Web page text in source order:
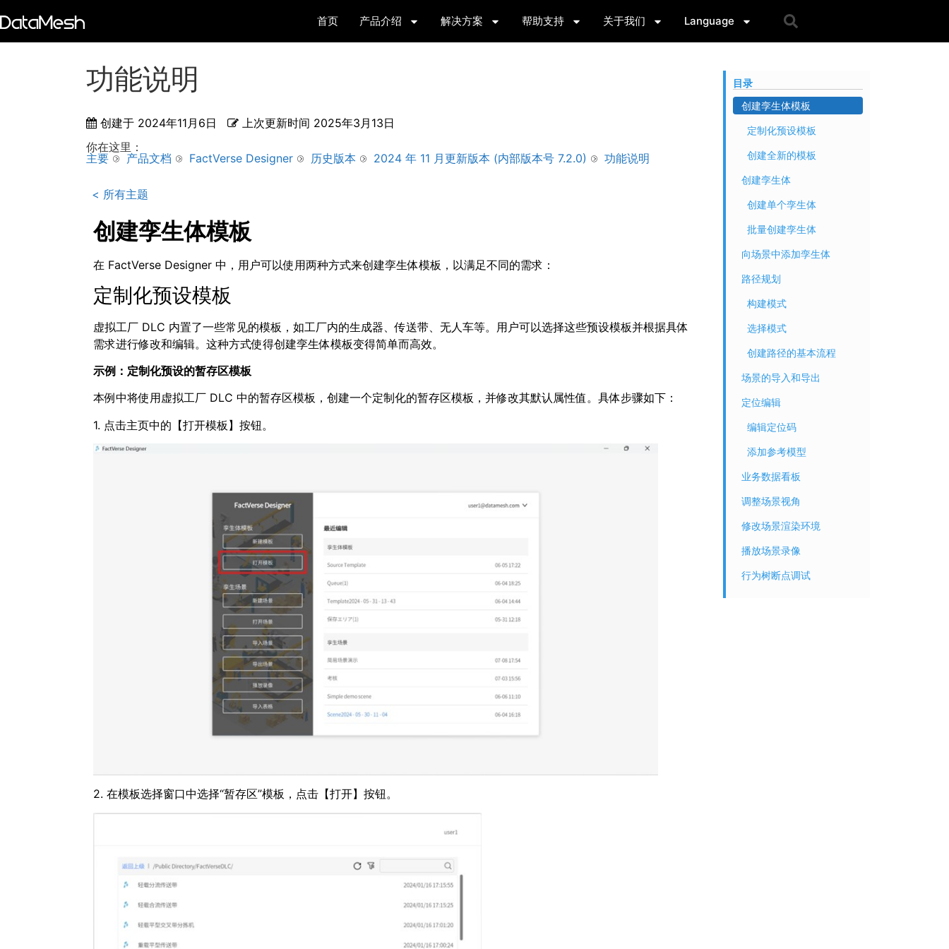
首页 产品介绍 解决方案 帮助支持 关于我们 Language
功能说明
创建于 2024年11月6日 上次更新时间 2025年3月13日
你在这里：
主要
产品文档 FactVerse Designer 历史版本 2024 年 11 月更新版本 (内部版本号 7.2.0) 功能说明
< 所有主题
创建孪生体模板
在 FactVerse Designer 中，用户可以使用两种方式来创建孪生体模板，以满足不同的需求：
定制化预设模板
虚拟工厂 DLC 内置了一些常见的模板，如工厂内的生成器、传送带、无人车等。用户可以选择这些预设模板并根据具体
需求进行修改和编辑。这种方式使得创建孪生体模板变得简单而高效。
示例：定制化预设的暂存区模板
本例中将使用虚拟工厂 DLC 中的暂存区模板，创建一个定制化的暂存区模板，并修改其默认属性值。具体步骤如下：
1. 点击主页中的【打开模板】按钮。
2. 在模板选择窗口中选择“暂存区”模板，点击【打开】按钮。
目录
创建孪生体模板
定制化预设模板
创建全新的模板
创建孪生体
创建单个孪生体
批量创建孪生体
向场景中添加孪生体
路径规划
构建模式
选择模式
创建路径的基本流程
场景的导入和导出
定位编辑
编辑定位码
添加参考模型
业务数据看板
调整场景视角
修改场景渲染环境
播放场景录像
行为树断点调试